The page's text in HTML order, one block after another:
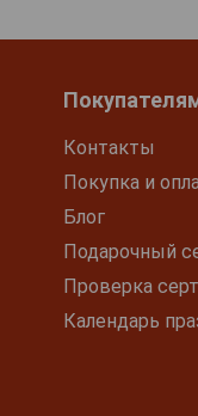
Контакты
Покупка и
Блог
Подарочный
Проверка
Календарь